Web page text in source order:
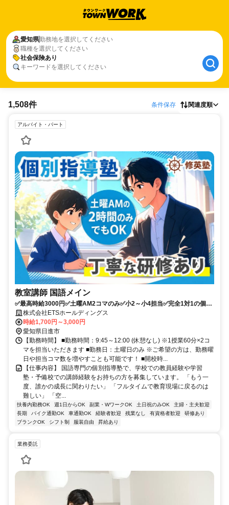
愛知県勤務地を選択してください
職種を選択してください
社会保険あり
キーワードを選択してください
1,508件 条件保存 関連度順
アルバイト・パート
教室講師 国語メイン
✅最高時給3000円✅土曜AM2コマのみ✅小2～小4担当✅完全1対1の個別
指導株式会社ETSホールディングス
時給1,700円～3,000円
愛知県日進市
【勤務時間】 ■勤務時間：9:45～12:00 (休憩なし) ※1授業60分×2コ
マを担当いただきます ■勤務日：土曜日のみ ※ご希望の方は、勤務曜
日や担当コマ数を増やすことも可能です！ ■開校時...
【仕事内容】 国語専門の個別指導塾で、学校での教員経験や学習
塾・予備校での講師経験をお持ちの方を募集しています。 「もう一
度、誰かの成長に関わりたい」 「フルタイムで教育現場に戻るのは
難しい」 「空...
扶養内勤務OK 週1日からOK 副業・WワークOK 土日祝のみOK
主婦・主夫歓迎
長期
バイク通勤OK 車通勤OK 経験者歓迎 残業なし 有資格者歓迎
研修あり
ブランクOK
シフト制 服装自由 昇給あり
業務委託